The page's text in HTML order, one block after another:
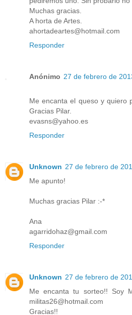
Muchas gracias.
A horta de Artes.
ahortadeartes@hotmail.com
Responder
Anónimo 27 de febrero de
Me encanta el queso y quiero
Gracias Pilar.
evasns@yahoo.es
Responder
Unknown 27 de febrero de
Me apunto!
Muchas gracias Pilar :-*
Ana
agarridohaz@gmail.com
Responder
Unknown 27 de febrero de
Me encanta tu sorteo!! Soy
militas26@hotmail.com
Gracias!!